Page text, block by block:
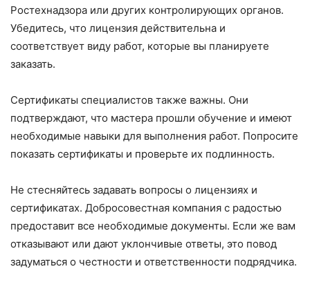
Ростехнадзора или других контролирующих органов.
Убедитесь, что лицензия действительна и
соответствует виду работ, которые вы планируете
заказать.
Сертификаты специалистов также важны. Они
подтверждают, что мастера прошли обучение и имеют
необходимые навыки для выполнения работ. Попросите
показать сертификаты и проверьте их подлинность.
Не стесняйтесь задавать вопросы о лицензиях и
сертификатах. Добросовестная компания с радостью
предоставит все необходимые документы. Если же вам
отказывают или дают уклончивые ответы, это повод
задуматься о честности и ответственности подрядчика.